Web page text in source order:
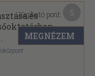
és
sorozat
Kapható pont:
MEGNÉZEM